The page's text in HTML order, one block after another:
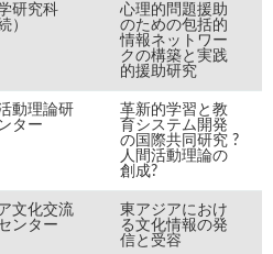
研究科
）
心理的問題援助
のための包括的
情報ネットワー
クの構築と実践
的援助研究
動理論研
ター
革新的学習と教
育システム開発
の国際共同研究 ?
人間活動理論の
創成?
文化交流
ンター
東アジアにおけ
る文化情報の発
信と受容